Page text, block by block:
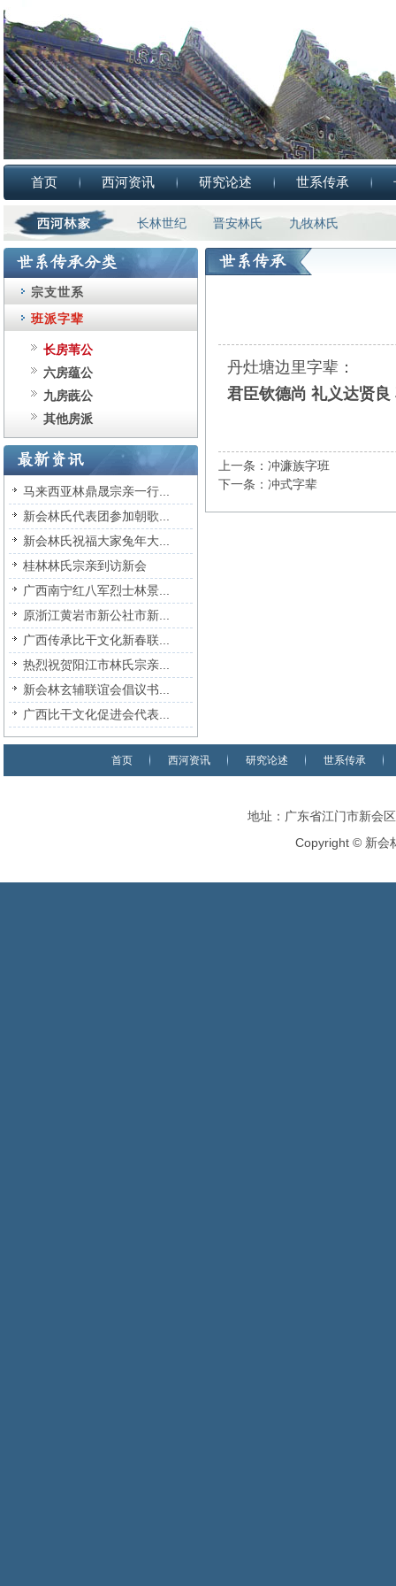
首页 西河资讯 研究论述 世系传承
长林世纪 晋安林氏 九牧林氏
宗支世系
班派字辈
长房苇公
六房蕴公
九房蔇公
其他房派
马来西亚林鼎晟宗亲一行...
新会林氏代表团参加朝歌...
新会林氏祝福大家兔年大...
桂林林氏宗亲到访新会
广西南宁红八军烈士林景...
原浙江黄岩市新公社市新...
广西传承比干文化新春联...
热烈祝贺阳江市林氏宗亲...
新会林玄辅联谊会倡议书...
广西比干文化促进会代表...
丹灶塘边里字辈：
君臣钦德尚 礼义达贤良
上一条：冲濂族字班
下一条：冲式字辈
首页 西河资讯 研究论述 世系传承
地址：广东省江门市新会
Copyright ©新会